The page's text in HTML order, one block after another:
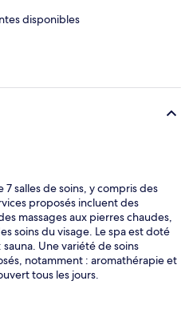
disponibles
7 salles de soins, y compris des
proposés incluent des
massages aux pierres chaudes,
soins du visage. Le spa est doté
Une variété de soins
notamment : aromathérapie et
tous les jours.